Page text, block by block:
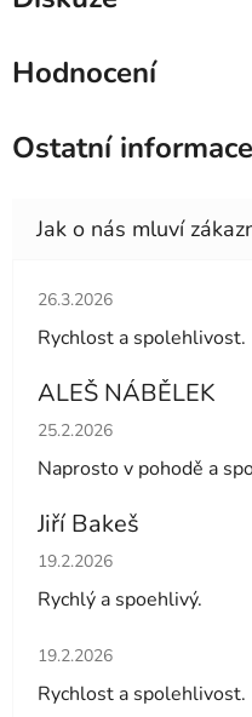
Hodnocení
Ostatní informace
Hodnocení obchodu je 5
26.3.2026
Rychlost a spolehlivost.
ALEŠ NÁBĚLEK
Hodnocení obchodu je 5
25.2.2026
Naprosto v pohodě a
Jiří Bakeš
Hodnocení obchodu je 5
19.2.2026
Rychlý a spoehlivý.
Hodnocení obchodu je 5
19.2.2026
Rychlost a spolehlivost.